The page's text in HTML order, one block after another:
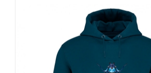
variantes.
Las
opciones
se
elegir
en